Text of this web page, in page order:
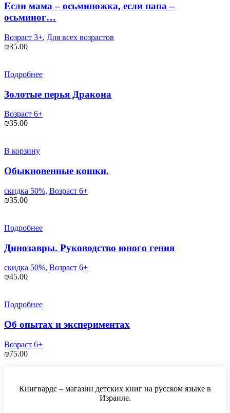
Если мама – осьминожка, если папа –
осьминог…
Возраст 3+, Для всех возрастов
₪35.00
Подробнее
Золотые перья Дракона
Возраст 6+
₪35.00
В корзину
Обыкновенные кошки.
скидка 50%, Возраст 6+
₪35.00
Подробнее
Динозавры. Руководство юного гения
скидка 50%, Возраст 6+
₪45.00
Подробнее
Об опытах и экспериментах
Возраст 6+
₪75.00
Книгвардс – магазин детских книг на русском языке в
Израиле.